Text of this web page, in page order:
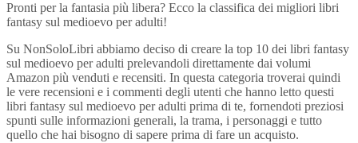
Pronti per la fantasia più libera? Ecco la classifica dei migliori libri
fantasy sul medioevo per adulti!
Su NonSoloLibri abbiamo deciso di creare la top 10 dei libri fantasy
sul medioevo per adulti prelevandoli direttamente dai volumi
Amazon più venduti e recensiti. In questa categoria troverai quindi
le vere recensioni e i commenti degli utenti che hanno letto questi
libri fantasy sul medioevo per adulti prima di te, fornendoti preziosi
spunti sulle informazioni generali, la trama, i personaggi e tutto
quello che hai bisogno di sapere prima di fare un acquisto.